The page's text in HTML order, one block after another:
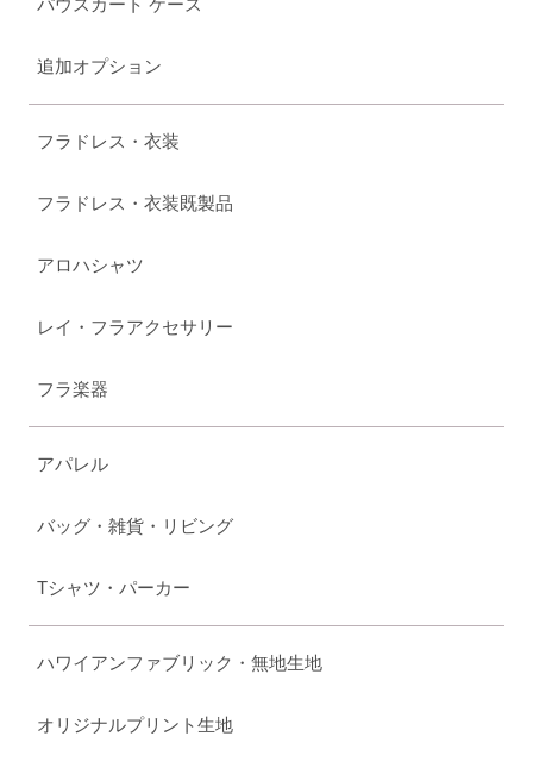
追加オプション
フラドレス・衣装
フラドレス・衣装既製品
アロハシャツ
レイ・フラアクセサリー
フラ楽器
アパレル
バッグ・雑貨・リビング
Tシャツ・パーカー
ハワイアンファブリック・無地生地
オリジナルプリント生地